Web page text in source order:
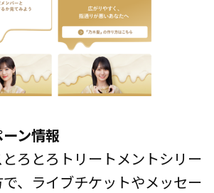
ン情報
ろとろトリートメントシリー
、ライブチケットやメッセー